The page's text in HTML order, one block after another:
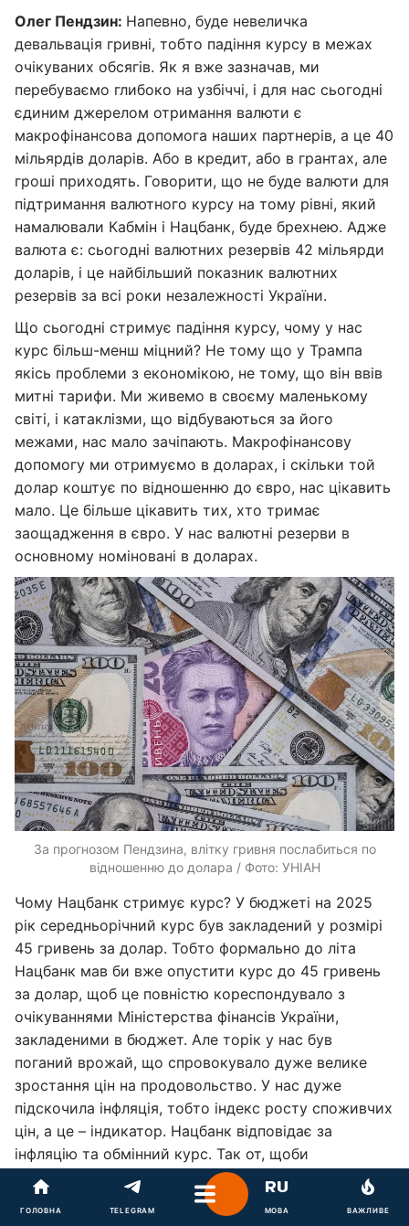
Олег Пендзин: Напевно, буде невеличка
девальвація гривні, тобто падіння курсу в межах
очікуваних обсягів. Як я вже зазначав, ми
перебуваємо глибоко на узбіччі, і для нас сьогодні
єдиним джерелом отримання валюти є
макрофінансова допомога наших партнерів, а це 40
мільярдів доларів. Або в кредит, або в грантах, але
гроші приходять. Говорити, що не буде валюти для
підтримання валютного курсу на тому рівні, який
намалювали Кабмін і Нацбанк, буде брехнею. Адже
валюта є: сьогодні валютних резервів 42 мільярди
доларів, і це найбільший показник валютних
резервів за всі роки незалежності України.
Що сьогодні стримує падіння курсу, чому у нас
курс більш-менш міцний? Не тому що у Трампа
якісь проблеми з економікою, не тому, що він ввів
митні тарифи. Ми живемо в своєму маленькому
світі, і катаклізми, що відбуваються за його
межами, нас мало зачіпають. Макрофінансову
допомогу ми отримуємо в доларах, і скільки той
долар коштує по відношенню до євро, нас цікавить
мало. Це більше цікавить тих, хто тримає
заощадження в євро. У нас валютні резерви в
основному номіновані в доларах.
За прогнозом Пендзина, влітку гривня послабиться по
відношенню до долара / Фото: УНІАН
Чому Нацбанк стримує курс? У бюджеті на 2025
рік середньорічний курс був закладений у розмірі
45 гривень за долар. Тобто формально до літа
Нацбанк мав би вже опустити курс до 45 гривень
за долар, щоб це повністю кореспондувало з
очікуваннями Міністерства фінансів України,
закладеними в бюджет. Але торік у нас був
поганий врожай, що спровокувало дуже велике
зростання цін на продовольство. У нас дуже
підскочила інфляція, тобто індекс росту споживчих
цін, а це – індикатор. Нацбанк відповідає за
інфляцію та обмінний курс. Так от, щоби
приборкати інфляцію, НБУ підняв облікову ставку,
змінив резервування для банків тощо. Але в силу
того, що ми дуже залежні від імпорту (дуже
ГОЛОВНА TELEGRAM МОВА ВАЖЛИВЕ